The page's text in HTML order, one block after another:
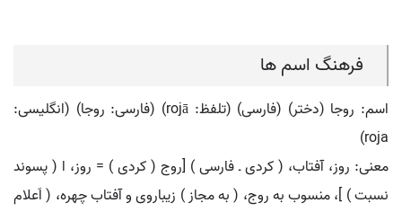
فرهنگ اسم ها
اسم: روجا (دختر) (فارسی) (تلفظ: rojā) (فارسی: روجا) (انگلیسی:
roja)
معنی: روز، آفتاب، ( کردی ـ فارسی ) [روج ( کردی ) = روز، ا ( پسوند
نسبت ) ]، منسوب به روج، ( به مجاز ) زیباروی و آفتاب چهره، ( اَعلام